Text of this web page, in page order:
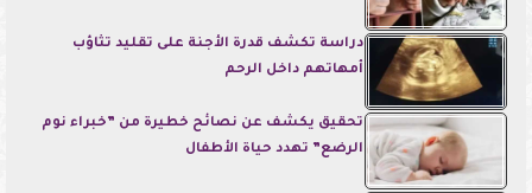
دراسة تكشف قدرة الأجنة على تقليد تثاؤب
أمهاتهم داخل الرحم
تحقيق يكشف عن نصائح خطيرة من ”خبراء نوم
الرضع” تهدد حياة الأطفال